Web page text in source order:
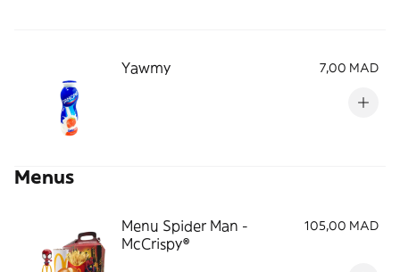
Yawmy 7,00 MAD
Menus
Menu Spider Man -
McCrispy®
105,00 MAD